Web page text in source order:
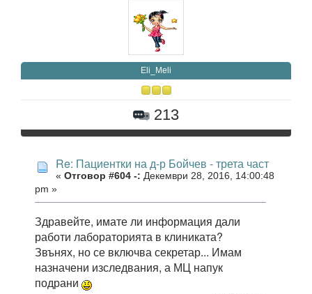
Eli_Meli
213
Re: Пациентки на д-р Бойчев - трета част
« Отговор #604 -: Декември 28, 2016, 14:00:48
pm »
Здравейте, имате ли информация дали
работи лабораторията в клиниката?
Звънях, но се включва секретар... Имам
назначени изследвания, а МЦ напук
подрани